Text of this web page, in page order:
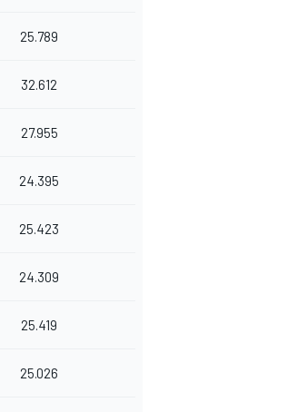
25.789
32.612
27.955
24.395
25.423
24.309
25.419
25.026